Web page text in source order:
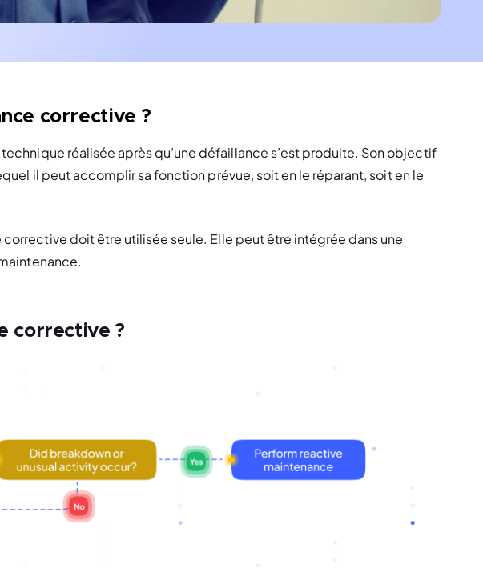
corrective ?
réalisée après qu’une défaillance s’est produite. Son objectif
il peut accomplir sa fonction prévue, soit en le réparant, soit en le
doit être utilisée seule. Elle peut être intégrée dans une
corrective ?